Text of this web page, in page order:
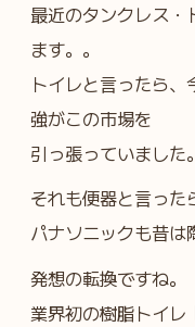
最近のタンクレス
ます。。
トイレと言ったら
強がこの市場を
引っ張っていました。
それも便器と言った
パナソニックも昔は
発想の転換ですね。
業界初の樹脂トイレ